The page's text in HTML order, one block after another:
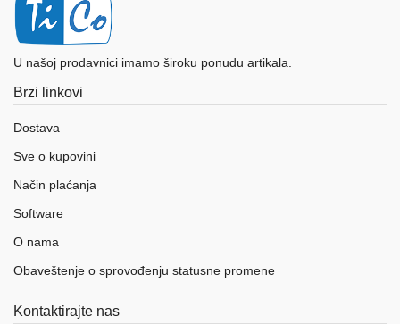
U našoj prodavnici imamo široku ponudu artikala.
Brzi linkovi
Dostava
Sve o kupovini
Način plaćanja
Software
O nama
Obaveštenje o sprovođenju statusne promene
Kontaktirajte nas